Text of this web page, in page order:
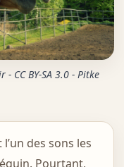
CC BY-SA 3.0 - Pitke
l’un des sons les
Pourtant,